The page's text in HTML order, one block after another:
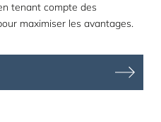
tenant compte des
maximiser les avantages.